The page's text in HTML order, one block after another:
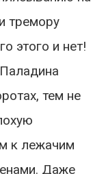
тремору
этого и нет!
тем не
к лежачим
Даже